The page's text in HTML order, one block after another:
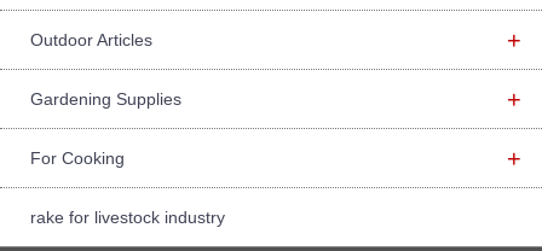
+
Outdoor Articles
+
Gardening Supplies
+
For Cooking
rake for livestock industry